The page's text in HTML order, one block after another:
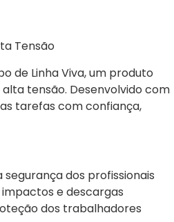
Tensão
de Linha Viva, um produto
tensão. Desenvolvido com
tarefas com confiança,
dos profissionais
e descargas
dos trabalhadores